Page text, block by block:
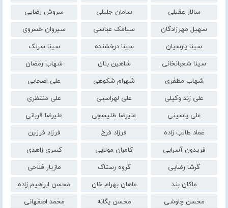
سالار عقیلی
سامان جلیلی
سروش رضایی
سهیل مهرزادگان
سیامک عباسی
سیروان خسروی
سینا پارسیان
سینا درخشنده
سینا سرلک
سینا شعبانخانی
شاهین بنان
شهاب رمضان
شهاب مظفری
شهرام شکوهی
علی اصحابی
علی زند وکیلی
علی لهراسبی
علی منتظری
علی یاسینی
علیرضا طلیسچی
علیرضا قربانی
عماد طالب زاده
فرزاد فرخ
فرزاد فرزین
فریدون آسرایی
کامران مولایی
کسری زاهدی
گرشا رضایی
گروه رستاک
مازیار فلاحی
ماکان بند
ماهان بهرام خان
محسن ابراهیم زاده
محسن چاوشی
محسن یگانه
محمد اصفهانی